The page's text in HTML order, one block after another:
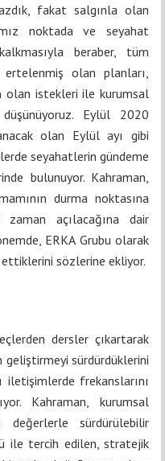
fakat salgınla olan
noktada ve seyahat
beraber, tüm
olan planları,
olan istekleri ile kurumsal
düşünüyoruz. Eylül 2020
olan Eylül ayı gibi
seyahatlerin gündeme
bulunuyor. Kahraman,
durma noktasına
açılacağına dair
ERKA Grubu olarak
ettiklerini sözlerine ekliyor.
dersler çıkartarak
sürdürdüklerini
frekanslarını
Kahraman, kurumsal
değerlerle sürdürülebilir
ile tercih edilen, stratejik